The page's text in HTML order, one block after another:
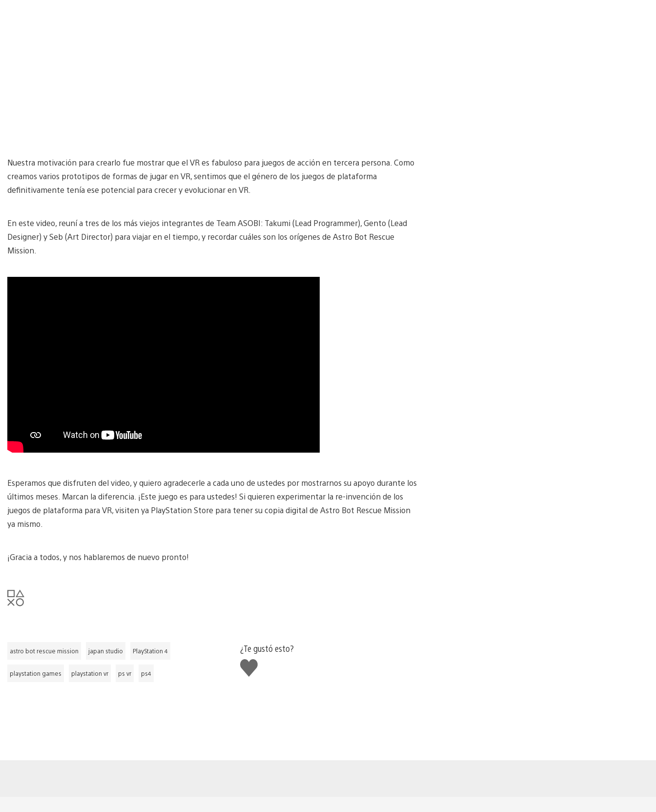
Nuestra motivación para crearlo fue mostrar que el VR es fabuloso para juegos de acción en tercera persona. Como
creamos varios prototipos de formas de jugar en VR, sentimos que el género de los juegos de plataforma
definitivamente tenía ese potencial para crecer y evolucionar en VR.
En este video, reuní a tres de los más viejos integrantes de Team ASOBI: Takumi (Lead Programmer), Gento (Lead
Designer) y Seb (Art Director) para viajar en el tiempo, y recordar cuáles son los orígenes de Astro Bot Rescue
Mission.
Esperamos que disfruten del video, y quiero agradecerle a cada uno de ustedes por mostrarnos su apoyo durante los
últimos meses. Marcan la diferencia. ¡Este juego es para ustedes! Si quieren experimentar la re-invención de los
juegos de plataforma para VR, visiten ya PlayStation Store para tener su copia digital de Astro Bot Rescue Mission
ya mismo.
¡Gracia a todos, y nos hablaremos de nuevo pronto!
astro bot rescue mission japan studio PlayStation 4
playstation games playstation vr ps vr ps4
¿Te gustó esto?
Me
gusta